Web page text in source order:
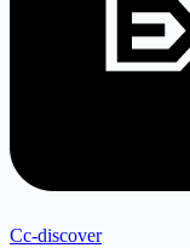
Cc-discover